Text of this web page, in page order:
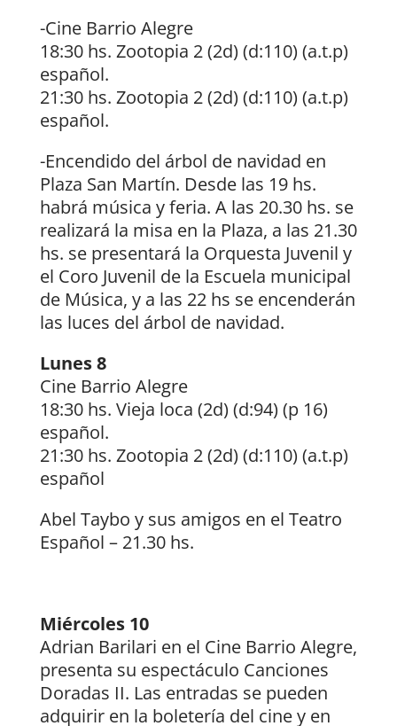
-Cine Barrio Alegre
18:30 hs. Zootopia 2 (2d) (d:110) (a.t.p)
español.
21:30 hs. Zootopia 2 (2d) (d:110) (a.t.p)
español.
-Encendido del árbol de navidad en
Plaza San Martín. Desde las 19 hs.
habrá música y feria. A las 20.30 hs. se
realizará la misa en la Plaza, a las 21.30
hs. se presentará la Orquesta Juvenil y
el Coro Juvenil de la Escuela municipal
de Música, y a las 22 hs se encenderán
las luces del árbol de navidad.
Lunes 8
Cine Barrio Alegre
18:30 hs. Vieja loca (2d) (d:94) (p 16)
español.
21:30 hs. Zootopia 2 (2d) (d:110) (a.t.p)
español
Abel Taybo y sus amigos en el Teatro
Español – 21.30 hs.
Miércoles 10
Adrian Barilari en el Cine Barrio Alegre,
presenta su espectáculo Canciones
Doradas II. Las entradas se pueden
adquirir en la boletería del cine y en